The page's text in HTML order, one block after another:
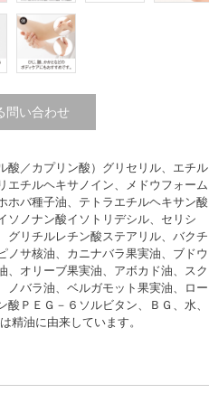
問い合わせ
酸／カプリン酸）グリセリル、エチル
エチルヘキサノイン、メドウフォーム
ホバ種子油、テトラエチルヘキサン酸
ソノナン酸イソトリデシル、セリシ
グリチルレチン酸ステアリル、バクチ
ノサ核油、カニナバラ果実油、ブドウ
、オリーブ果実油、アボカド油、スク
ノバラ油、ベルガモット果実油、ロー
酸ＰＥＧ－６ソルビタン、ＢＧ、水、
精油に由来しています。